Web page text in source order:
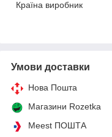
Країна виробник
Умови доставки
Нова Пошта
Магазини Rozetka
Meest ПОШТА